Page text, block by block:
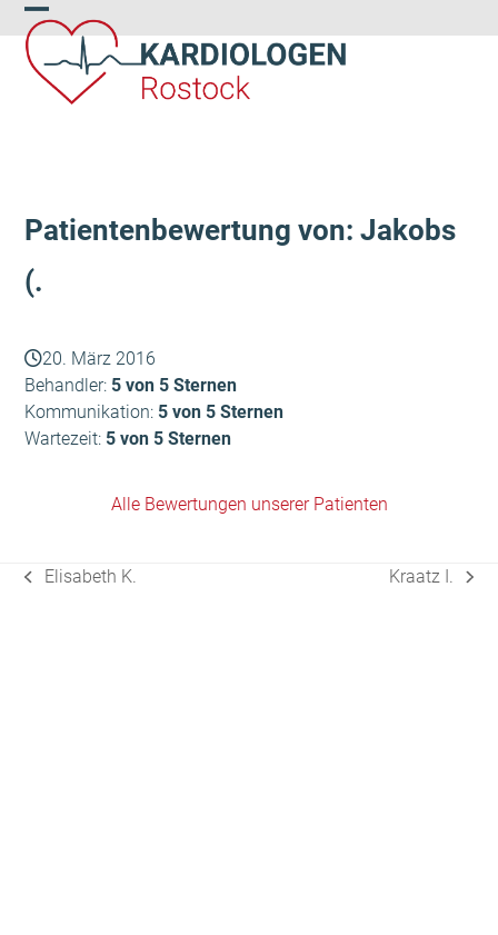
Skip
to
content
Open
mobile
menu
Close
mobile
menu
Patientenbewertung von: Jakobs
(.
20. März 2016
Behandler: 5 von 5 Sternen
Kommunikation: 5 von 5 Sternen
Wartezeit: 5 von 5 Sternen
Alle Bewertungen unserer Patienten
vorheriger
Elisabeth K.
Nächster
Kraatz I.